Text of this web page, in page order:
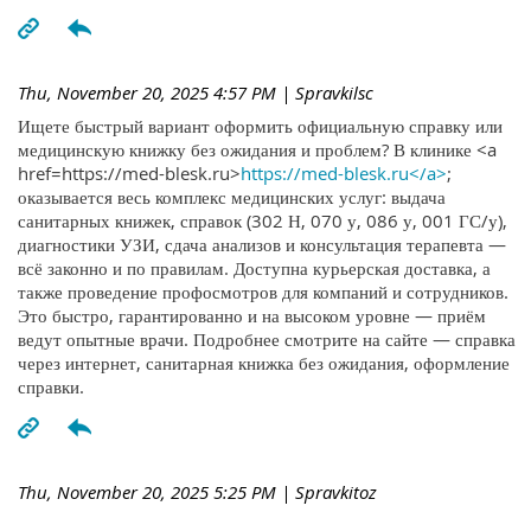
Thu, November 20, 2025 4:57 PM | Spravkilsc
Ищете быстрый вариант оформить официальную справку или
медицинскую книжку без ожидания и проблем? В клинике <a
href=https://med-blesk.ru>https://med-blesk.ru</a>;
оказывается весь комплекс медицинских услуг: выдача
санитарных книжек, справок (302 Н, 070 у, 086 у, 001 ГС/у),
диагностики УЗИ, сдача анализов и консультация терапевта —
всё законно и по правилам. Доступна курьерская доставка, а
также проведение профосмотров для компаний и сотрудников.
Это быстро, гарантированно и на высоком уровне — приём
ведут опытные врачи. Подробнее смотрите на сайте — справка
через интернет, санитарная книжка без ожидания, оформление
справки.
Thu, November 20, 2025 5:25 PM | Spravkitoz